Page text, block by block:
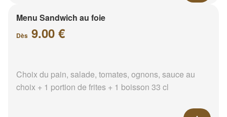
Menu Sandwich au foie
Dès 9.00 €
Choix du pain, salade, tomates, ognons, sauce au
choix + 1 portion de frites + 1 boisson 33 cl